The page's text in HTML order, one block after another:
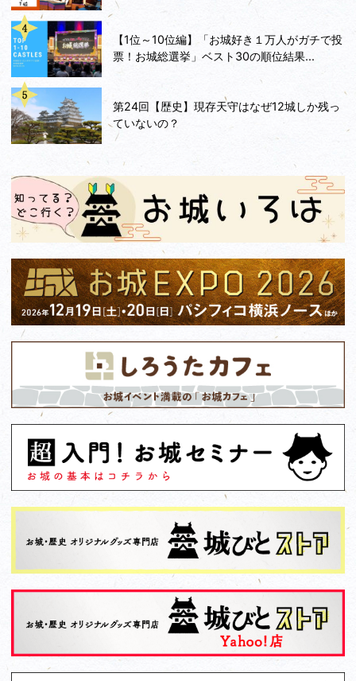
【1位～10位編】「お城好き１万人がガチで投
票！お城総選挙」ベスト30の順位結果...
第24回【歴史】現存天守はなぜ12城しか残っ
ていないの？